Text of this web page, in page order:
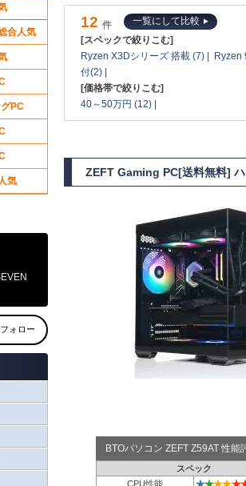
12 件
一覧にして比較
[スペックで絞りこむ]
Ryzen X3Dシリーズ 搭載 (7)
Ryzen
付(2)
[価格帯で絞りこむ]
40～50万円 (12)
ZEFT Gaming PC[送料無料]
BTOパソコン ZEFT Z59AT 性能
スペック
CPU性能
合人気
PC
気
ォロー